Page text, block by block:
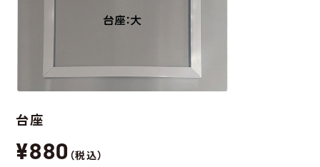
台座
¥880 （税込）